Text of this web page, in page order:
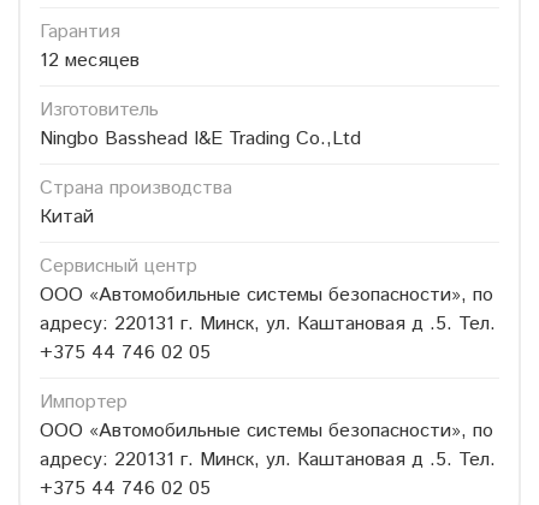
Гарантия
12 месяцев
Изготовитель
Ningbo Basshead I&E Trading Co.,Ltd
Страна производства
Китай
Сервисный центр
ООО «Автомобильные системы безопасности», по
адресу: 220131 г. Минск, ул. Каштановая д .5. Тел.
+375 44 746 02 05
Импортер
ООО «Автомобильные системы безопасности», по
адресу: 220131 г. Минск, ул. Каштановая д .5. Тел.
+375 44 746 02 05